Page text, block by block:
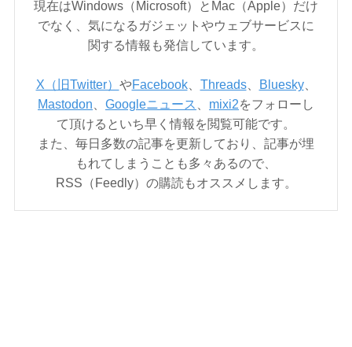
現在はWindows（Microsoft）とMac（Apple）だけ
でなく、気になるガジェットやウェブサービスに
関する情報も発信しています。
X（旧Twitter） やFacebook、 Threads、 Bluesky、
Mastodon
Googleニュース mixi2をフォローし
て頂けるといち早く情報を閲覧可能です。
また、毎日多数の記事を更新しており、記事が埋
もれてしまうことも多々あるので、
RSS（Feedly）の購読もオススメします。